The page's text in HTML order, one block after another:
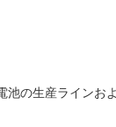
の生産ラインお